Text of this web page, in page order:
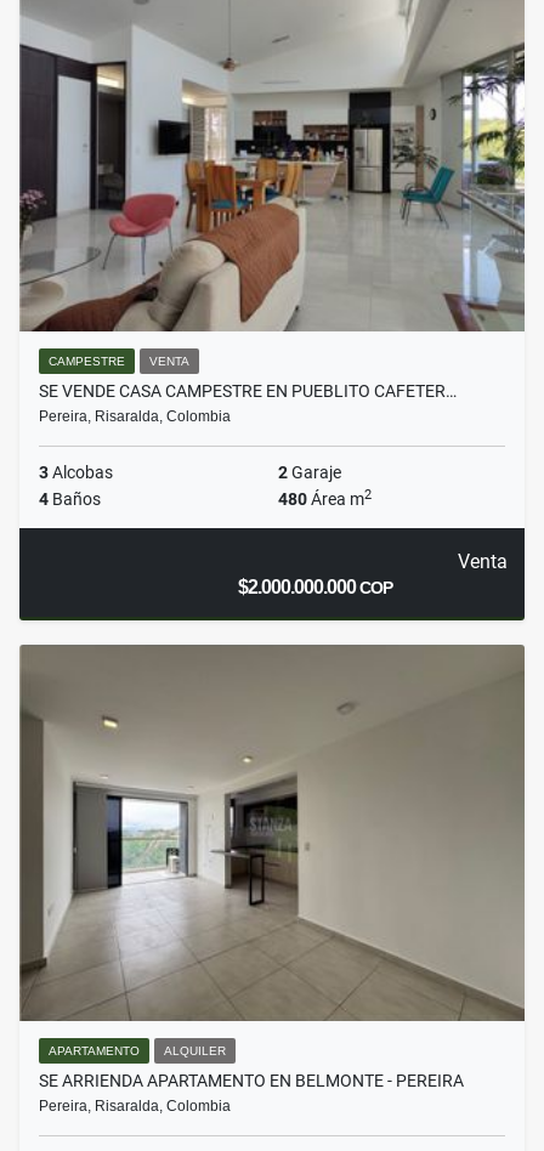
CAMPESTRE VENTA
SE VENDE CASA CAMPESTRE EN PUEBLITO CAFETER…
Pereira, Risaralda, Colombia
3Alcobas 2Garaje
4 Baños 480Área m2
Venta
$2.000.000.000COP
APARTAMENTO ALQUILER
SE ARRIENDA APARTAMENTO EN BELMONTE - PEREIRA
Pereira, Risaralda, Colombia